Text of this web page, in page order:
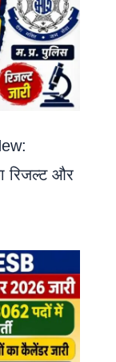
रिजल्ट और